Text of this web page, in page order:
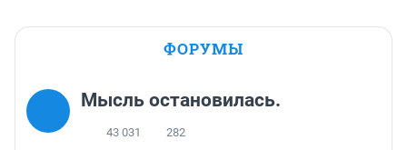
ФОРУМЫ
Мысль остановилась.
43 031 282